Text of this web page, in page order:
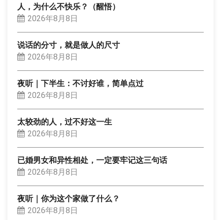
人，为什么不快乐？（醒悟）
2026年8月8日
说话的分寸，就是做人的尺寸
2026年8月8日
夜听｜下半生：不讨好谁，简单点过
2026年8月8日
太较劲的人，过不好这一生
2026年8月8日
已婚男女和异性相处，一定要牢记这三句话
2026年8月8日
夜听｜你为这个家做了什么？
2026年8月8日